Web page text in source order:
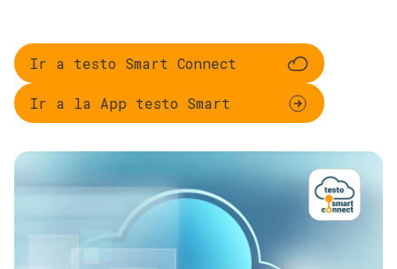
Ir a testo Smart Connect
Ir a la App testo Smart